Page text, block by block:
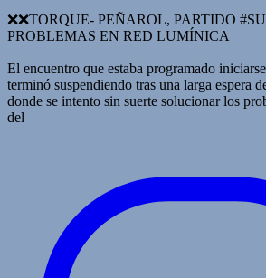
❌️❌TORQUE- PEÑAROL, PARTIDO
PROBLEMAS EN RED LUMÍNICA
El encuentro que estaba programado
terminó suspendiendo tras una larga espera
donde se intento sin suerte solucionar los
del